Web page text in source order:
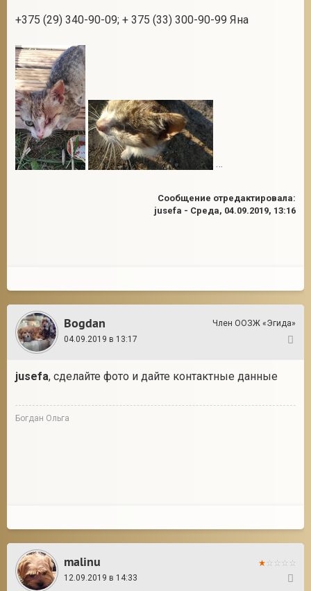
+375 (29) 340-90-09; + 375 (33) 300-90-99 Яна
Сообщение отредактировала:
jusefa - Среда, 04.09.2019, 13:16
Bogdan
Член ООЗЖ «Эгида»
04.09.2019 в 13:17
jusefa, сделайте фото и дайте контактные данные
Богдан Ольга
malinu
12.09.2019 в 14:33